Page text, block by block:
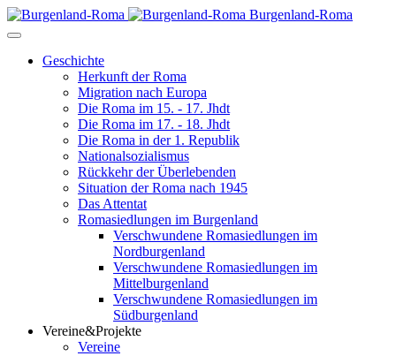
Burgenland-Roma
Geschichte
Herkunft der Roma
Migration nach Europa
Die Roma im 15. - 17. Jhdt
Die Roma im 17. - 18. Jhdt
Die Roma in der 1. Republik
Nationalsozialismus
Rückkehr der Überlebenden
Situation der Roma nach 1945
Das Attentat
Romasiedlungen im Burgenland
Verschwundene Romasiedlungen im
Nordburgenland
Verschwundene Romasiedlungen im
Mittelburgenland
Verschwundene Romasiedlungen im
Südburgenland
Vereine&Projekte
Vereine